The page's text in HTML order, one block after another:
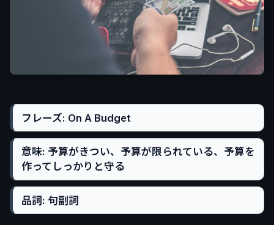
フレーズ: On A Budget
意味: 予算がきつい、予算が限られている、予算を
作ってしっかりと守る
品詞: 句副詞